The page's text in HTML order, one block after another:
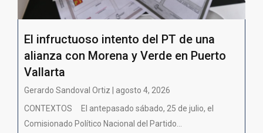
El infructuoso intento del PT de una
alianza con Morena y Verde en Puerto
Vallarta
Gerardo Sandoval Ortiz | agosto 4, 2026
CONTEXTOS El antepasado sábado, 25 de julio, el
Comisionado Político Nacional del Partido...